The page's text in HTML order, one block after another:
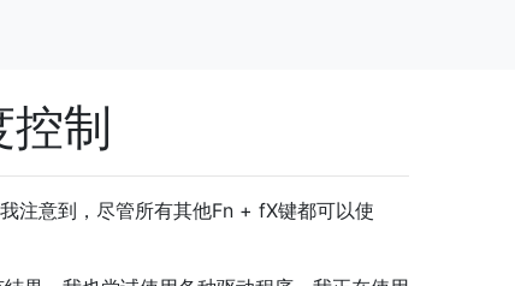
制
注意到，尽管所有其他Fn + fX键都可以使